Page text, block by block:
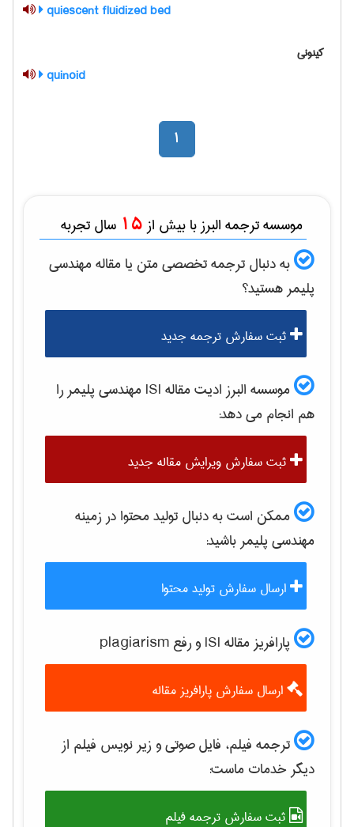
quiescent fluidized bed
کینونی
quinoid
1
موسسه ترجمه البرز با بیش از 15 سال تجربه
به دنبال ترجمه تخصصی متن یا مقالهمهندسی
پليمرهستید؟
ثبت سفارش ترجمه جدید
موسسه البرز ادیت مقاله ISI مهندسی پليمررا
هم انجام می دهد:
ثبت سفارش ویرایش مقاله جدید
ممکن است به دنبال تولید محتوا در زمینه
مهندسی پليمرباشید:
ارسال سفارش تولید محتوا
پارافریز مقاله ISI و رفع plagiarism
ارسال سفارش پارافریز مقاله
ترجمه فیلم، فایل صوتی و زیر نویس فیلم از
دیگر خدمات ماست:
ثبت سفارش ترجمه فیلم